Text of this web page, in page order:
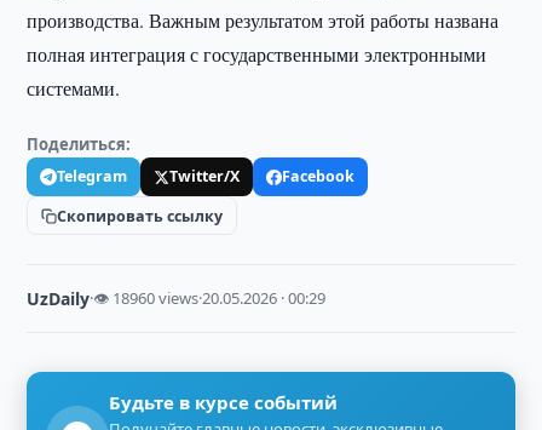
производства. Важным результатом этой работы названа
полная интеграция с государственными электронными
системами.
Поделиться:
Telegram Twitter/X
Facebook
Скопировать ссылку
UzDaily·👁 18960 views·20.05.2026 · 00:29
Будьте в курсе событий